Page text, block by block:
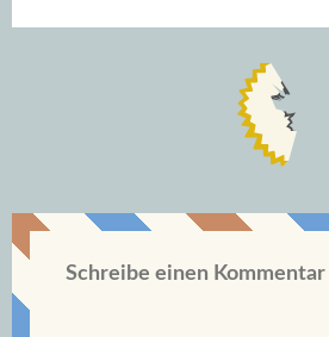
Schreibe einen Kommentar